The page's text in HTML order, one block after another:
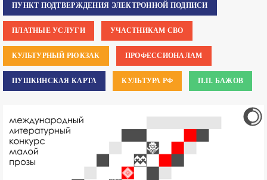
ПУНКТ ПОДТВЕРЖДЕНИЯ ЭЛЕКТРОННОЙ ПОДПИСИ
ПЛАТНЫЕ УСЛУГИ УЧАСТНИКАМ СВО
КУЛЬТУРНЫЙ РЮКЗАК ПРОФЕССИОНАЛАМ
ПУШКИНСКАЯ КАРТА КУЛЬТУРА РФ П.П. БАЖОВ